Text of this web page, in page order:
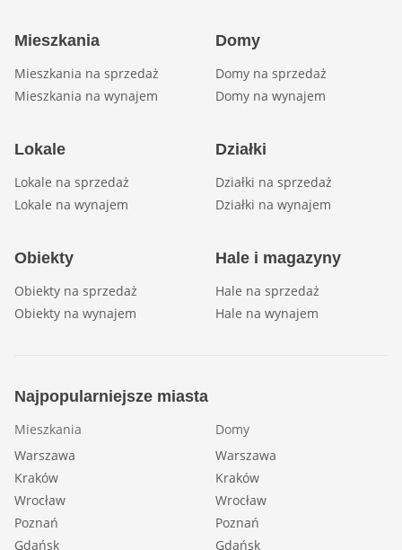
Mieszkania
Mieszkania na sprzedaż
Mieszkania na wynajem
Domy
Domy na sprzedaż
Domy na wynajem
Lokale
Lokale na sprzedaż
Lokale na wynajem
Działki
Działki na sprzedaż
Działki na wynajem
Obiekty
Obiekty na sprzedaż
Obiekty na wynajem
Hale i magazyny
Hale na sprzedaż
Hale na wynajem
Najpopularniejsze miasta
Mieszkania
Warszawa
Kraków
Wrocław
Poznań
Gdańsk
Domy
Warszawa
Kraków
Wrocław
Poznań
Gdańsk